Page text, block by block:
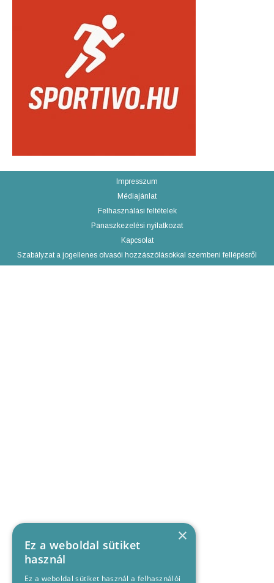
Impresszum
Médiajánlat
Felhasználási feltételek
Panaszkezelési nyilatkozat
Kapcsolat
Szabályzat a jogellenes olvasói hozzászólásokkal szembeni fellépésről
×
Ez a weboldal sütiket
használ
Ez a weboldal sütiket használ a felhasználói